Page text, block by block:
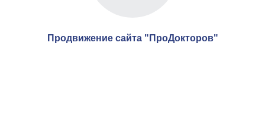
Продвижение сайта "ПроДокторов"